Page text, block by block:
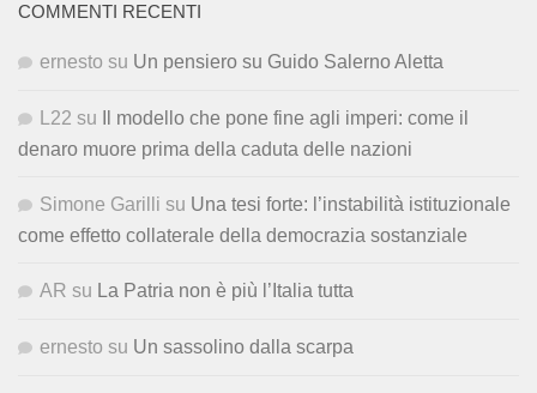
COMMENTI RECENTI
ernesto su Un pensiero su Guido Salerno Aletta
L22 su
Il modello che pone fine agli imperi: come il
denaro muore prima della caduta delle nazioni
Simone Garilli su Una tesi forte: l’instabilità istituzionale
come effetto collaterale della democrazia sostanziale
AR su La Patria non è più l’Italia tutta
ernesto su Un sassolino dalla scarpa